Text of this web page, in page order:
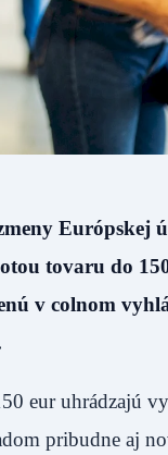
Európskej
tovaru do
v colnom
eur uhrádzajú
pribudne aj